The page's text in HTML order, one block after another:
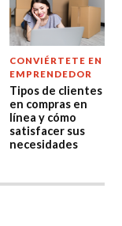
CONVIÉRTETE EN
EMPRENDEDOR
Tipos de clientes
en compras en
línea y cómo
satisfacer sus
necesidades